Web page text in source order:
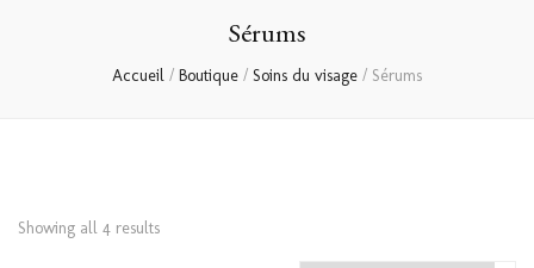
Sérums
Accueil / Boutique / Soins du visage / Sérums
Showing all 4 results